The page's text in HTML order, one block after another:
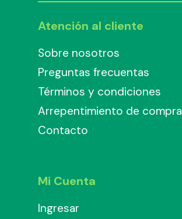
Atención al cliente
Sobre nosotros
Preguntas frecuentas
Términos y condiciones
Arrepentimiento de compra
Contacto
Mi Cuenta
Ingresar